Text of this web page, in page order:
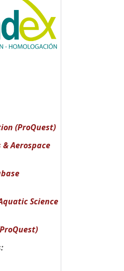
(ProQuest)
Aerospace
Science